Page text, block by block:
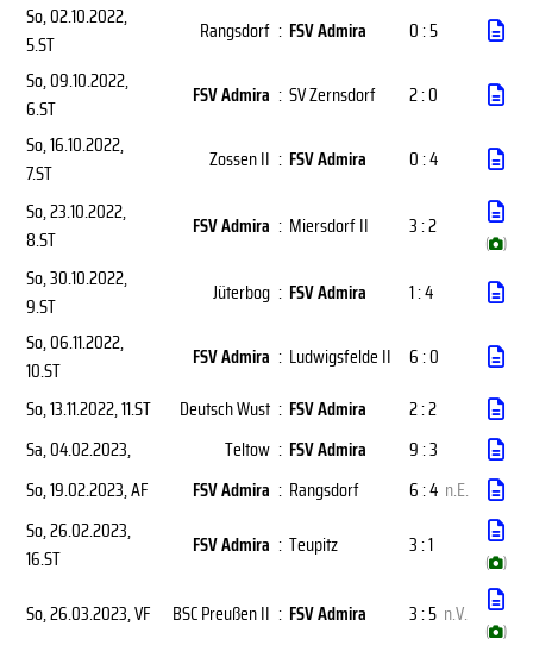
So, 02.10.2022,
5.ST
Rangsdorf : FSV Admira
0 : 5
So, 09.10.2022,
6.ST
FSV Admira : SV Zernsdorf
2 : 0
So, 16.10.2022,
7.ST
Zossen II : FSV Admira
0 : 4
So, 23.10.2022,
8.ST
FSV Admira : Miersdorf II 3 : 2
( )
So, 30.10.2022,
9.ST
Jüterbog : FSV Admira
1 : 4
So, 06.11.2022,
10.ST
FSV Admira : Ludwigsfelde II
6 : 0
So, 13.11.2022, 11.ST Deutsch Wust : FSV Admira
2 : 2
Sa, 04.02.2023, Teltow : FSV Admira
9 : 3
So, 19.02.2023, AF FSV Admira : Rangsdorf 6 : 4 n.E.
So, 26.02.2023,
16.ST
FSV Admira : Teupitz 3 : 1
( )
So, 26.03.2023, VF BSC Preußen II : FSV Admira 3 : 5 n.V.
( )